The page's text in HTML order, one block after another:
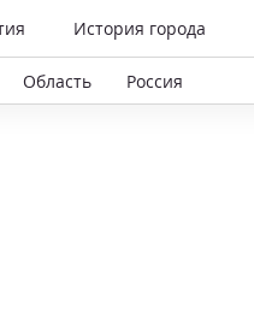
История города
Область Россия